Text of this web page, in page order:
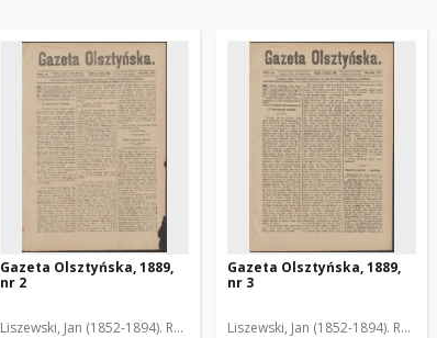
Gazeta Olsztyńska, 1889,
nr 2
Liszewski, Jan (1852-1894). Red.
Gazeta Olsztyńska, 1889,
nr 3
Liszewski, Jan (1852-1894). Red.